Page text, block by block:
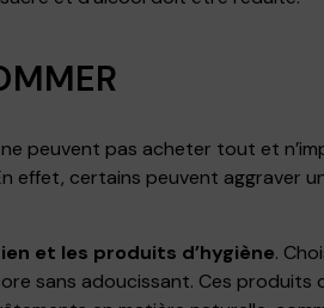
peuvent pas acheter tout et
effet, certains peuvent aggraver
et les produits d’hygiène.
sans adoucissant. Ces produits